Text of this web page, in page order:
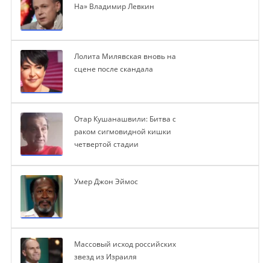
На» Владимир Левкин
Лолита Милявская вновь на
сцене после скандала
Отар Кушанашвили: Битва с
раком сигмовидной кишки
четвертой стадии
Умер Джон Эймос
Массовый исход российских
звезд из Израиля